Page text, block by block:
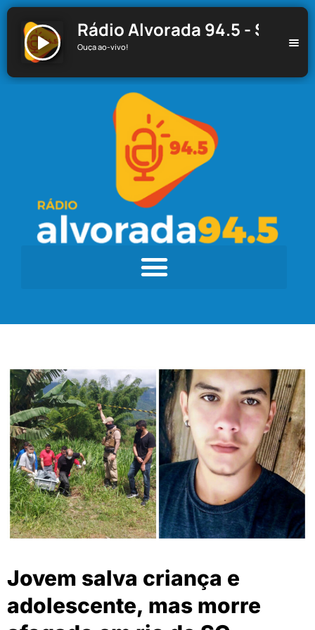
Rádio Alvorada 94.5 - Santa
Ouça ao-vivo!
Jovem salva criança e
adolescente, mas morre